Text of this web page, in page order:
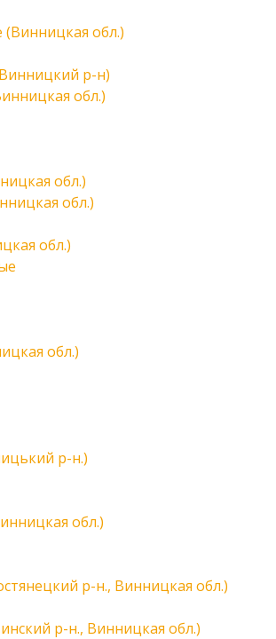
обл.)
р-н)
обл.)
обл.)
обл.)
обл.)
обл.)
р-н.)
обл.)
р-н., Винницкая обл.)
р-н., Винницкая обл.)